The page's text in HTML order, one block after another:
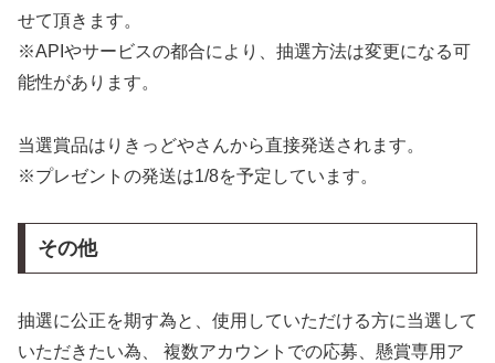
せて頂きます。
※APIやサービスの都合により、抽選方法は変更になる可
能性があります。
当選賞品はりきっどやさんから直接発送されます。
※プレゼントの発送は1/8を予定しています。
その他
抽選に公正を期す為と、使用していただける方に当選して
いただきたい為、 複数アカウントでの応募、懸賞専用ア